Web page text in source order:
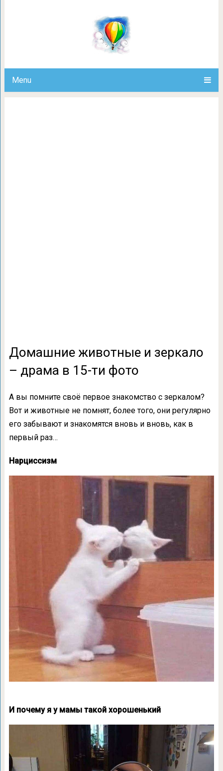
Menu
Домашние животные и
Домашние животные и зеркало
– драма в 15-ти фото
А вы помните своё первое знакомство с зеркалом?
Вот и животные не помнят, более того, они регулярно
его забывают и знакомятся вновь и вновь, как в
первый раз…
Нарциссизм
И почему я у мамы такой хорошенький